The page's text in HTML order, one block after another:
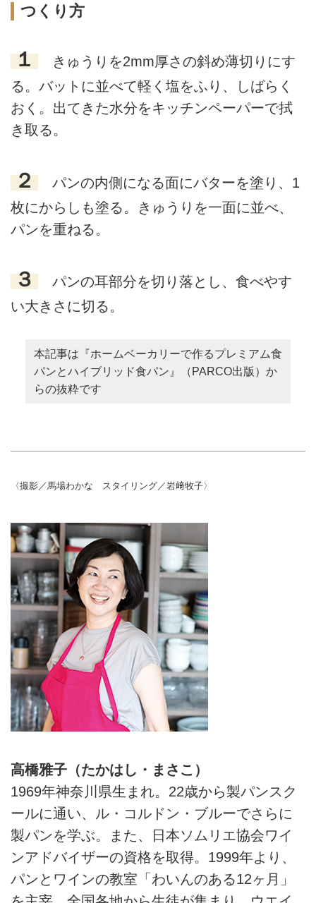
つくり方
１
きゅうりを2mm厚さの斜め薄切りにす
る。バットに並べて軽く塩をふり、しばらく
おく。出てきた水分をキッチンペーパーで拭
き取る。
２
パンの内側になる面にバターを塗り、1
枚にからしも塗る。きゅうりを一面に並べ、
パンを重ねる。
３
パンの耳部分を切り落とし、食べやす
い大きさに切る。
本記事は『ホームベーカリーで作るプレミアム食
パンとハイブリッド食パン』（PARCO出版）か
らの抜粋です
〈撮影／馬場わかな スタイリング／岩﨑牧子〉
高橋雅子（たかはし・まさこ）
1969年神奈川県生まれ。22歳から製パンスク
ールに通い、ル・コルドン・ブルーでさらに
製パンを学ぶ。また、日本ソムリエ協会ワイ
ンアドバイザーの資格を取得。1999年より、
パンとワインの教室「わいんのある12ヶ月」